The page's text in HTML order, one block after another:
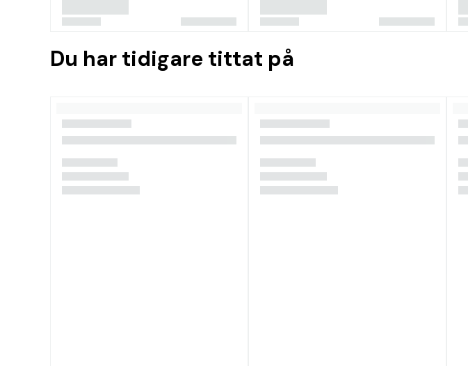
Du har tidigare tittat på